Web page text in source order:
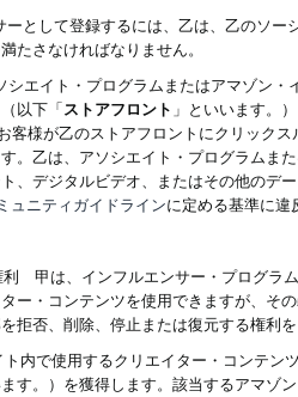
として登録するには、乙は、乙のソー
たさなければなりません。
エイト・プログラムまたはアマゾン・
以下「ストアフロント 」といいます。
客様が乙のストアフロントにクリック
す。乙は、アソシエイト・プログラム
、デジタルビデオ、またはその他のデ
ュニティガイドラインに定める基準に違
甲は、インフルエンサー・プログラ
ー・コンテンツを使用できますが、そ
拒否、削除、停止または復元する権利
内で使用するクリエイター・コンテン
す。）を獲得します。該当するアマゾ